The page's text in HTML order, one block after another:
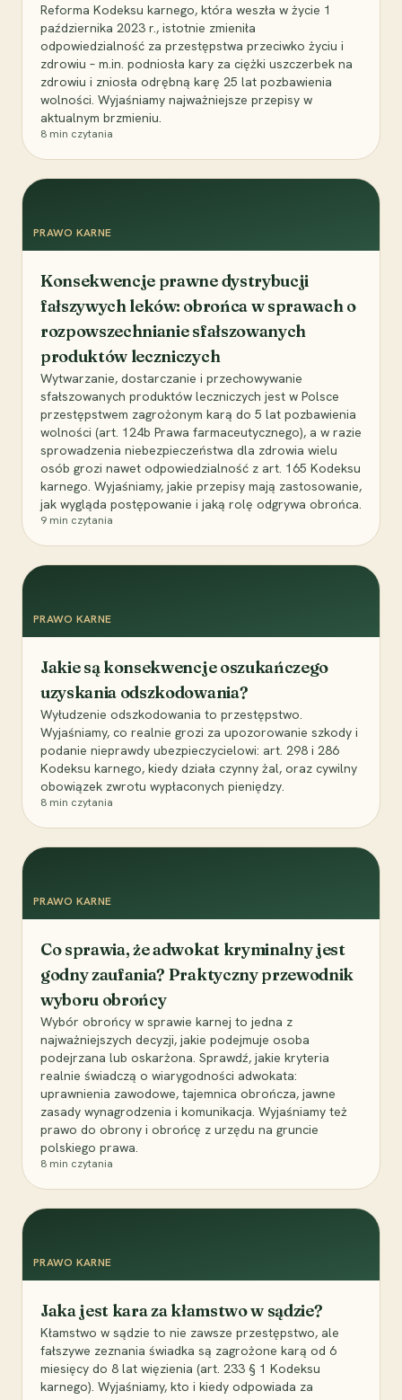
Reforma Kodeksu karnego, która weszła w życie 1
października 2023 r., istotnie zmieniła
odpowiedzialność za przestępstwa przeciwko życiu i
zdrowiu – m.in. podniosła kary za ciężki uszczerbek na
zdrowiu i zniosła odrębną karę 25 lat pozbawienia
wolności. Wyjaśniamy najważniejsze przepisy w
aktualnym brzmieniu.
8 min czytania
PRAWO KARNE
Konsekwencje prawne dystrybucji
fałszywych leków: obrońca w sprawach o
rozpowszechnianie sfałszowanych
produktów leczniczych
Wytwarzanie, dostarczanie i przechowywanie
sfałszowanych produktów leczniczych jest w Polsce
przestępstwem zagrożonym karą do 5 lat pozbawienia
wolności (art. 124b Prawa farmaceutycznego), a w razie
sprowadzenia niebezpieczeństwa dla zdrowia wielu
osób grozi nawet odpowiedzialność z art. 165 Kodeksu
karnego. Wyjaśniamy, jakie przepisy mają zastosowanie,
jak wygląda postępowanie i jaką rolę odgrywa obrońca.
9 min czytania
PRAWO KARNE
Jakie są konsekwencje oszukańczego
uzyskania odszkodowania?
Wyłudzenie odszkodowania to przestępstwo.
Wyjaśniamy, co realnie grozi za upozorowanie szkody i
podanie nieprawdy ubezpieczycielowi: art. 298 i 286
Kodeksu karnego, kiedy działa czynny żal, oraz cywilny
obowiązek zwrotu wypłaconych pieniędzy.
8 min czytania
PRAWO KARNE
Co sprawia, że adwokat kryminalny jest
godny zaufania? Praktyczny przewodnik
wyboru obrońcy
Wybór obrońcy w sprawie karnej to jedna z
najważniejszych decyzji, jakie podejmuje osoba
podejrzana lub oskarżona. Sprawdź, jakie kryteria
realnie świadczą o wiarygodności adwokata:
uprawnienia zawodowe, tajemnica obrończa, jawne
zasady wynagrodzenia i komunikacja. Wyjaśniamy też
prawo do obrony i obrońcę z urzędu na gruncie
polskiego prawa.
8 min czytania
PRAWO KARNE
Jaka jest kara za kłamstwo w sądzie?
Kłamstwo w sądzie to nie zawsze przestępstwo, ale
fałszywe zeznania świadka są zagrożone karą od 6
miesięcy do 8 lat więzienia (art. 233 § 1 Kodeksu
karnego). Wyjaśniamy, kto i kiedy odpowiada za